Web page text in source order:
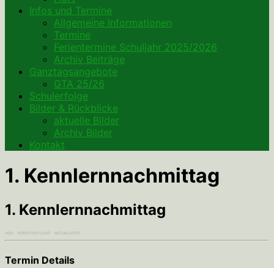
Infos und Termine
Allgemeine Informationen
Termine
Ferientermine Schuljahr 2025/2026
Archiv Beiträge
Ganztagsangebote
GTA 25/26
Schulerfolge
Bilder & Rückblicke
aktuelle Bilder
Archiv Bilder
Kontakt
1. Kennlernnachmittag
1. Kennlernnachmittag
VON · VERÖFFENTLICHT · AKTUALISIERT
Termin Details